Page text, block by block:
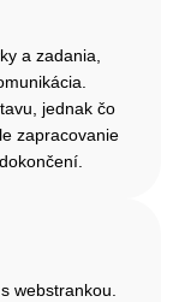
a zadania,
jednak čo
zapracovanie
webstrankou.